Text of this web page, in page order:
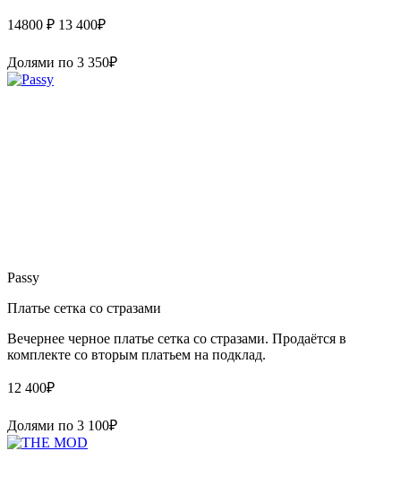
14800 ₽ 13 400₽
Долями по 3 350₽
Passy
Платье сетка со стразами
Вечернее черное платье сетка со стразами. Продаётся в
комплекте со вторым платьем на подклад.
12 400₽
Долями по 3 100₽